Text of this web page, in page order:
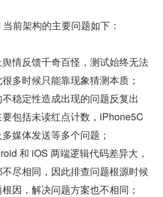
前架构的主要问题如下：
情反馈千奇百怪，测试始终无法
多时候只能靠现象猜测本质；
稳定性造成出现的问题反复出
包括未读红点计数，iPhone5C
媒体发送等多个问题；
和 iOS 两端逻辑代码差异大，
尽相同，因此排查问题根源时候
因，解决问题方案也不相同；